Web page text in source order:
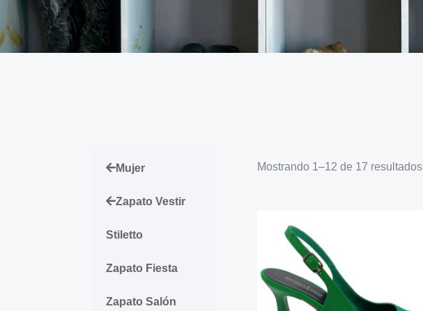
Mujer
Zapato Vestir
Stiletto
Zapato Fiesta
Zapato Salón
Mostrando 1–12 de 17 resultados